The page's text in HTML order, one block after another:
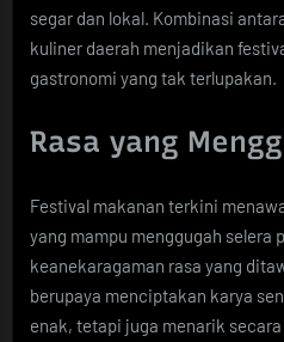
segar dan lokal. Kombinasi
kuliner daerah menjadikan
gastronomi yang tak terlupakan.
Rasa yang
Festival makanan terkini
yang mampu menggugah selera
keanekaragaman rasa yang
berupaya menciptakan karya
enak, tetapi juga menarik